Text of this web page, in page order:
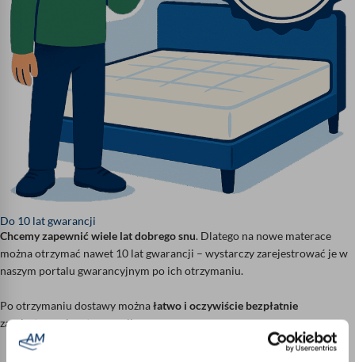
Do 10 lat gwarancji
Chcemy zapewnić wiele lat dobrego snu. Dlatego na nowe materace
można otrzymać nawet 10 lat gwarancji – wystarczy zarejestrować je w
naszym portalu gwarancyjnym po ich otrzymaniu.
Po otrzymaniu dostawy możnałatwo i oczywiście bezpłatnie
zarejestrować materaconline.